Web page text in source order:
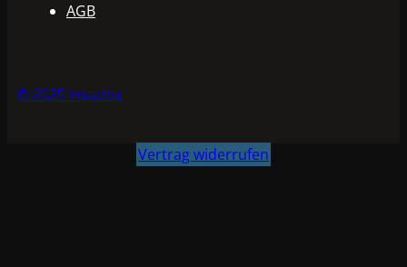
AGB
© 2025 Invadox
Vertrag widerrufen